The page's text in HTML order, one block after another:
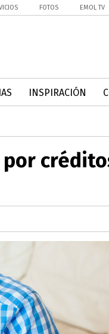
FOTOS EMOL TV
INSPIRACIÓN
por